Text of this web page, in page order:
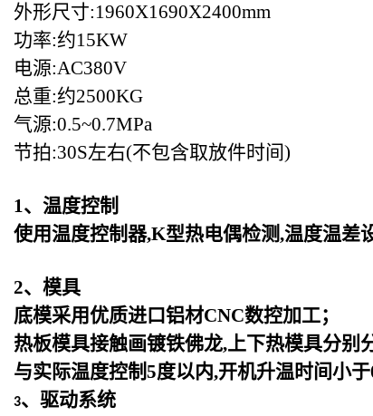
外形尺寸:1960X1690X2400mm
功率:约15KW
电源:AC380V
总重:约2500KG
气源:0.5~0.7MPa
节拍:30S左右(不包含取放件时间)
1、温度控制
使用温度控制器,K型热电偶检测,温度温差
2、模具
底模采用优质进口铝材CNC数控加工；
热板模具接触画镀铁佛龙,上下热模具分别
与实际温度控制5度以内,开机升温时间小于
3、驱动系统